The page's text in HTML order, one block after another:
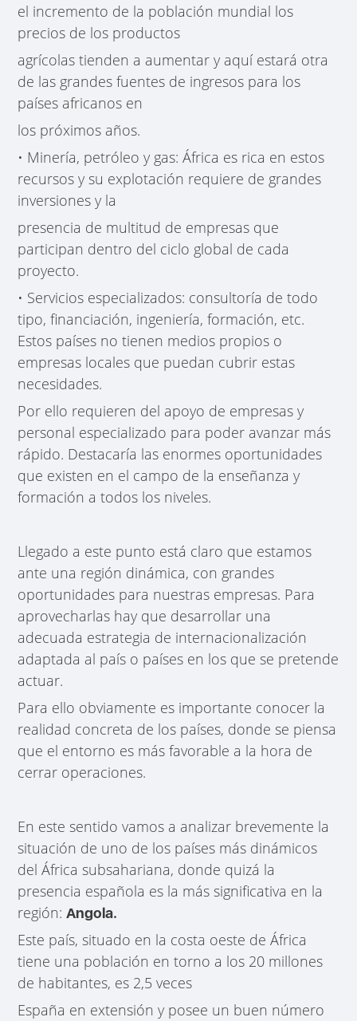
el incremento de la población mundial los
precios de los productos
agrícolas tienden a aumentar y aquí estará otra
de las grandes fuentes de ingresos para los
países africanos en
los próximos años.
• Minería, petróleo y gas: África es rica en estos
recursos y su explotación requiere de grandes
inversiones y la
presencia de multitud de empresas que
participan dentro del ciclo global de cada
proyecto.
• Servicios especializados: consultoría de todo
tipo, financiación, ingeniería, formación, etc.
Estos países no tienen medios propios o
empresas locales que puedan cubrir estas
necesidades.
Por ello requieren del apoyo de empresas y
personal especializado para poder avanzar más
rápido. Destacaría las enormes oportunidades
que existen en el campo de la enseñanza y
formación a todos los niveles.
Llegado a este punto está claro que estamos
ante una región dinámica, con grandes
oportunidades para nuestras empresas. Para
aprovecharlas hay que desarrollar una
adecuada estrategia de internacionalización
adaptada al país o países en los que se pretende
actuar.
Para ello obviamente es importante conocer la
realidad concreta de los países, donde se piensa
que el entorno es más favorable a la hora de
cerrar operaciones.
En este sentido vamos a analizar brevemente la
situación de uno de los países más dinámicos
del África subsahariana, donde quizá la
presencia española es la más significativa en la
región:Angola.
Este país, situado en la costa oeste de África
tiene una población en torno a los 20 millones
de habitantes, es 2,5 veces
España en extensión y posee un buen número